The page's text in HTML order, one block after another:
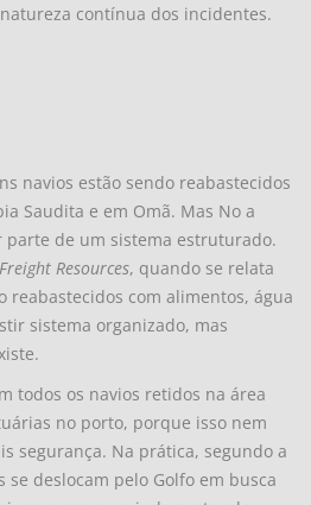
contínua dos incidentes.
navios estão sendo reabastecidos
Saudita e em Omã. Mas No a
parte de um sistema estruturado.
Resources, quando se relata
reabastecidos com alimentos, água
sistema organizado, mas
todos os navios retidos na área
no porto, porque isso nem
segurança. Na prática, segundo a
se deslocam pelo Golfo em busca